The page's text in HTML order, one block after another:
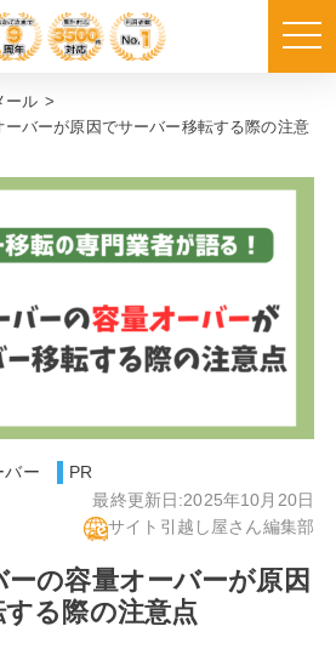
ール >
ーバーが原因でサーバー移転する際の注意
バー
PR
最終更新日:2025年10月20日
サイト引越し屋さん編集部
の容量オーバーが原因
る際の注意点